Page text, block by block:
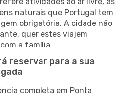
naturais que Portugal tem
obrigatória. A cidade não
quer estes viajem
a família.
reservar para a sua
completa em Ponta